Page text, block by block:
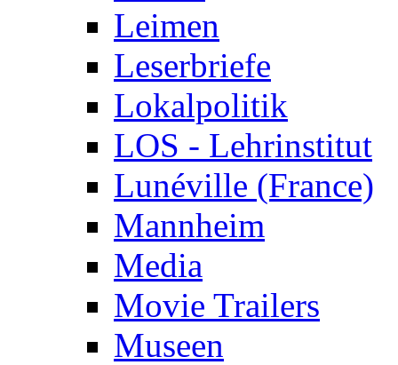
Leimen
Leserbriefe
Lokalpolitik
LOS - Lehrinstitut
Lunéville (France)
Mannheim
Media
Movie Trailers
Museen